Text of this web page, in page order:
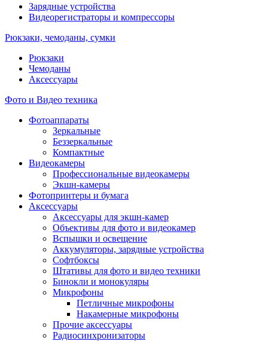
Зарядные устройства
Видеорегистраторы и компрессоры
Рюкзаки, чемоданы, сумки
Рюкзаки
Чемоданы
Аксессуары
Фото и Видео техника
Фотоаппараты
Зеркальные
Беззеркальные
Компактные
Видеокамеры
Профессиональные видеокамеры
Экшн-камеры
Фотопринтеры и бумага
Аксессуары
Аксессуары для экшн-камер
Объективы для фото и видеокамер
Вспышки и освещение
Аккумуляторы, зарядные устройства
Софтбоксы
Штативы для фото и видео техники
Бинокли и монокуляры
Микрофоны
Петличные микрофоны
Накамерные микрофоны
Прочие аксессуары
Радиосинхронизаторы